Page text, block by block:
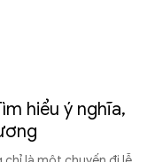
hiểu ý nghĩa,